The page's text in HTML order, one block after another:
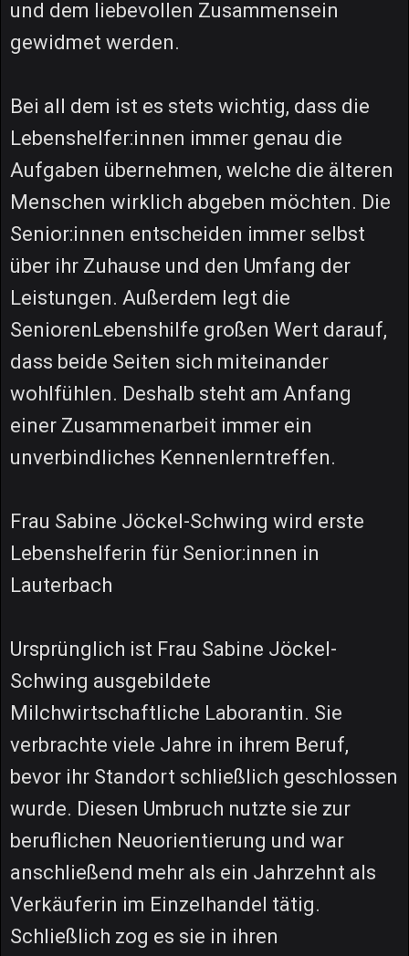
und dem liebevollen Zusammensein
gewidmet werden.
Bei all dem ist es stets wichtig, dass die
Lebenshelfer:innen immer genau die
Aufgaben übernehmen, welche die älteren
Menschen wirklich abgeben möchten. Die
Senior:innen entscheiden immer selbst
über ihr Zuhause und den Umfang der
Leistungen. Außerdem legt die
SeniorenLebenshilfe großen Wert darauf,
dass beide Seiten sich miteinander
wohlfühlen. Deshalb steht am Anfang
einer Zusammenarbeit immer ein
unverbindliches Kennenlerntreffen.
Frau Sabine Jöckel-Schwing wird erste
Lebenshelferin für Senior:innen in
Lauterbach
Ursprünglich ist Frau Sabine Jöckel-
Schwing ausgebildete
Milchwirtschaftliche Laborantin. Sie
verbrachte viele Jahre in ihrem Beruf,
bevor ihr Standort schließlich geschlossen
wurde. Diesen Umbruch nutzte sie zur
beruflichen Neuorientierung und war
anschließend mehr als ein Jahrzehnt als
Verkäuferin im Einzelhandel tätig.
Schließlich zog es sie in ihren